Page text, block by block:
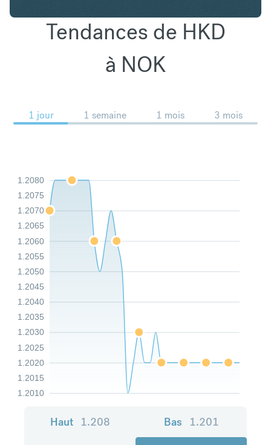
Tendances de HKD
à NOK
1 jour 1 semaine 1 mois 3 mois
1.2010
1.2015
1.2020
1.2025
1.2030
1.2035
1.2040
1.2045
1.2050
1.2055
1.2060
1.2065
1.2070
1.2075
1.2080
Haut 1.208 Bas 1.201